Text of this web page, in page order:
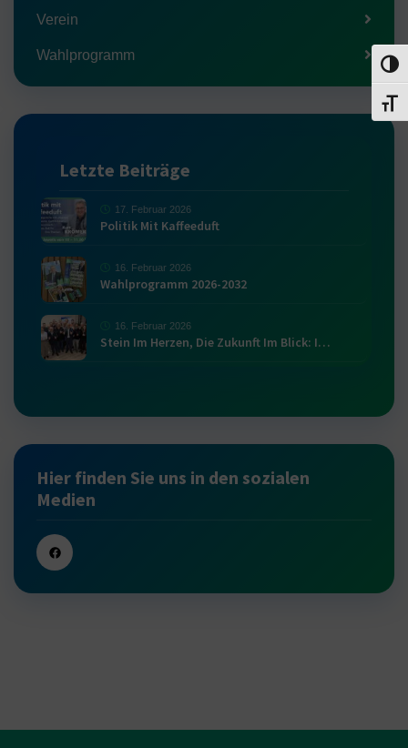
Verein
Wahlprogramm
Letzte Beiträge
Politik Mit Kaffeeduft
17. Februar 2026
Wahlprogramm 2026-2032
16. Februar 2026
Stein Im Herzen, Die Zukunft Im Blick: I…
16. Februar 2026
Hier finden Sie uns in den sozialen
Medien